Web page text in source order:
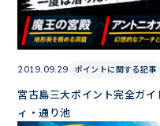
2019.09.29 ポイントに関する記事
宮古島三大ポイント完全ガ
ィ・通り池